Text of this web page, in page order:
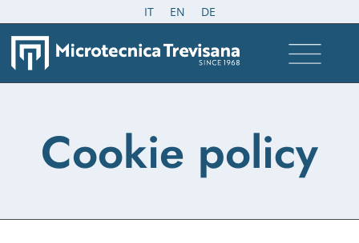
IT EN DE
Cookie policy